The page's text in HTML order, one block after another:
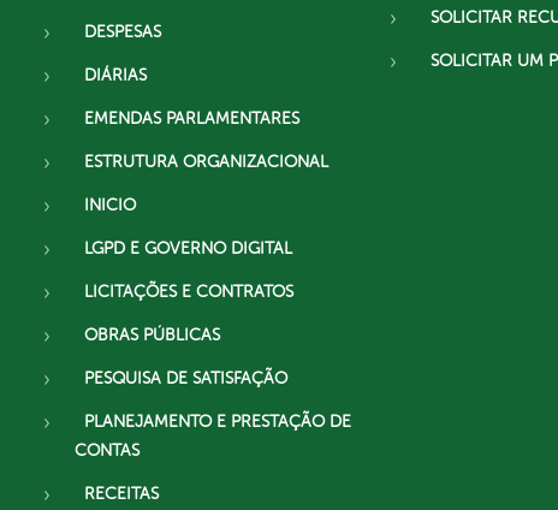
DESPESAS
DIÁRIAS
EMENDAS PARLAMENTARES
ESTRUTURA ORGANIZACIONAL
INICIO
LGPD E GOVERNO DIGITAL
LICITAÇÕES E CONTRATOS
OBRAS PÚBLICAS
PESQUISA DE SATISFAÇÃO
PLANEJAMENTO E PRESTAÇÃO DE
CONTAS
RECEITAS
SOLICITAR
SOLICITAR UM